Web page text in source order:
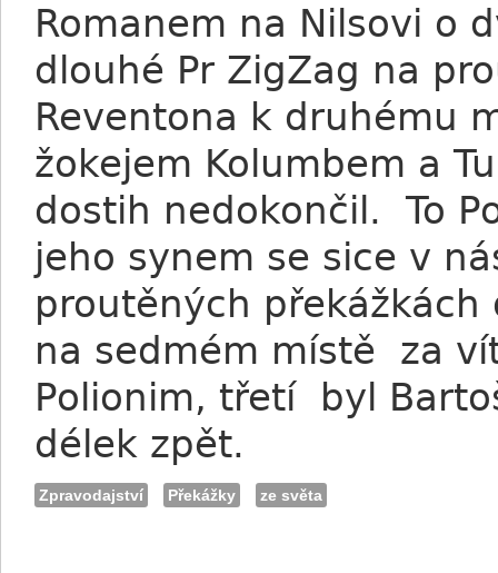
Romanem na Nilsovi o
dlouhé Pr ZigZag na
Reventona k druhému
žokejem Kolumbem a
dostih nedokončil. To
jeho synem se sice v
proutěných
na sedmém místě za
Polionim, třetí byl
délek zpět.
Zpravodajství Překážky ze světa